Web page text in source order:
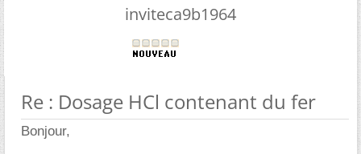
inviteca9b1964
Re : Dosage HCl contenant du fer
Bonjour,